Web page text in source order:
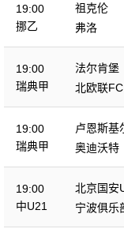
19:00
挪乙
祖克伦
弗洛
19:00
瑞典甲
法尔肯堡
北欧联FC
19:00
瑞典甲
卢恩斯基
奥迪沃特
19:00
中U21
北京国安
宁波俱乐